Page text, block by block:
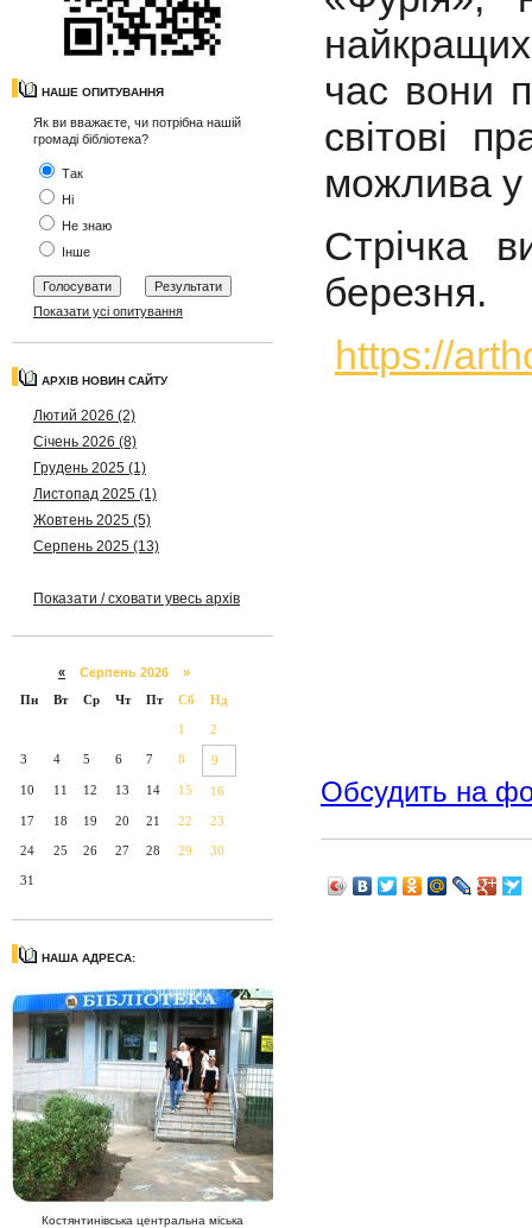
НАШЕ ОПИТУВАННЯ
Як ви вважаєте, чи потрібна нашій
громаді бібліотека?
Так
Ні
Не знаю
Інше
Показати усі опитування
АРХІВ НОВИН САЙТУ
Лютий 2026 (2)
Січень 2026 (8)
Грудень 2025 (1)
Листопад 2025 (1)
Жовтень 2025 (5)
Серпень 2025 (13)
Показати / сховати увесь архів
« Серпень 2026 »
Пн
Вт Ср Чт Пт Сб Нд
1 2
3 4 5 6 7 8 9
10 11 12 13 14 15 16
17 18 19 20 21 22 23
24 25 26 27 28 29 30
31
НАША АДРЕСА:
Костянтинівська центральна міська
найкращих
час вони
світові
можлива у
Стрічка
березня.
https://
Обсудить на